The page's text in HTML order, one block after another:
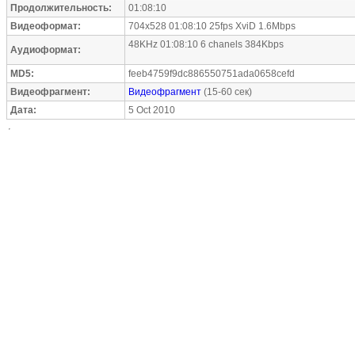
Продолжительность:
01:08:10
Видеоформат:
704x528 01:08:10 25fps XviD 1.6Mbps
Аудиоформат: 48KHz 01:08:10 6 chanels 384Kbps
MD5:
feeb4759f9dc886550751ada0658cefd
Видеофрагмент:
Видеофрагмент (15-60 сек)
Дата:
5 Oct 2010